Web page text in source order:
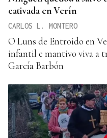
cativada en Verín
CARLOS L. MONTERO
O Luns de Entroido en
infantil e mantivo viva a
García Barbón